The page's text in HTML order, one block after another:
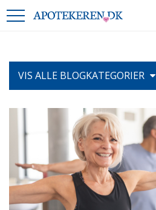
VIS ALLE BLOGKATEGORIER